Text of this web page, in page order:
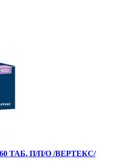
ТАБ. П/П/О /ВЕРТЕКС/